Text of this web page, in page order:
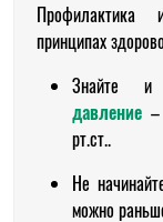
Профилактика
принципах
Знайте и
давление
рт.ст..
Не
можно